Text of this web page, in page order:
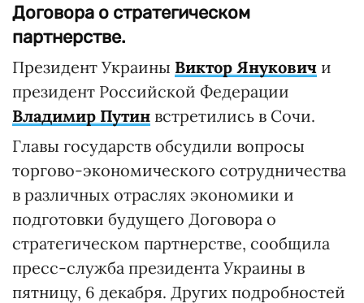
Договора о стратегическом
партнерстве.
Президент Украины Виктор Янукович и
президент Российской Федерации
Владимир Путин встретились в Сочи.
Главы государств обсудили вопросы
торгово-экономического сотрудничества
в различных отраслях экономики и
подготовки будущего Договора о
стратегическом партнерстве, сообщила
пресс-служба президента Украины в
пятницу, 6 декабря. Других подробностей